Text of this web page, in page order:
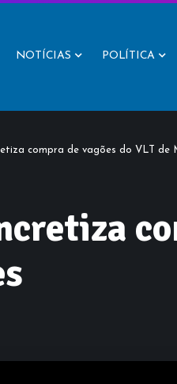
NOTÍCIAS POLÍTICA
compra de vagões do VLT de